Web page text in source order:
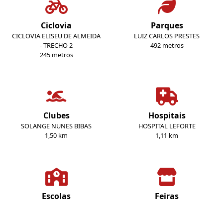
Ciclovia
CICLOVIA ELISEU DE ALMEIDA
- TRECHO 2
245 metros
Parques
LUIZ CARLOS PRESTES
492 metros
Clubes
SOLANGE NUNES BIBAS
1,50 km
Hospitais
HOSPITAL LEFORTE
1,11 km
Escolas Feiras